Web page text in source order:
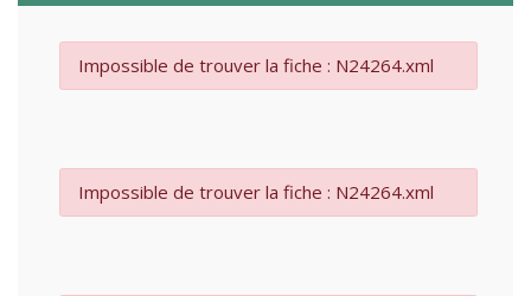
Impossible de trouver la fiche : N24264.xml
Impossible de trouver la fiche : N24264.xml